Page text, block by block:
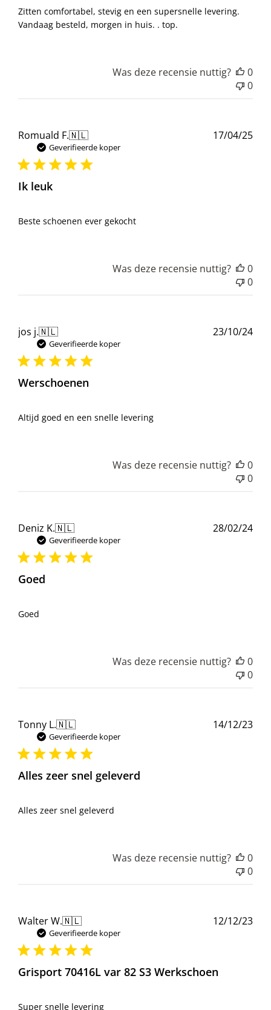
Zitten comfortabel, stevig en een supersnelle levering.
Vandaag besteld, morgen in huis. . top.
Was deze recensie nuttig?
0
0
Romuald F.🇳🇱
Geverifieerde koper
Ik leuk
Beste schoenen ever gekocht
17/04/25
Was deze recensie nuttig?
0
0
jos j.🇳🇱
Geverifieerde koper
Werschoenen
Altijd goed en een snelle levering
23/10/24
Was deze recensie nuttig?
0
0
Deniz K.🇳🇱
Geverifieerde koper
Goed
Goed
28/02/24
Was deze recensie nuttig?
0
0
Tonny L.🇳🇱
Geverifieerde koper
Alles zeer snel geleverd
Alles zeer snel geleverd
14/12/23
Was deze recensie nuttig?
0
0
Walter W.🇳🇱
Geverifieerde koper
Grisport 70416L var 82 S3 Werkschoen
Super snelle levering
12/12/23